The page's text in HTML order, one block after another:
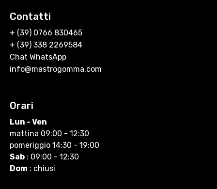
Contatti
+ (39) 0766 830465
+ (39) 338 2269584
Chat WhatsApp
info@mastrogomma.com
Orari
Lun - Ven
mattina 09:00 - 12:30
pomeriggio 14:30 - 19:00
Sab : 09:00 - 12:30
Dom : chiusi